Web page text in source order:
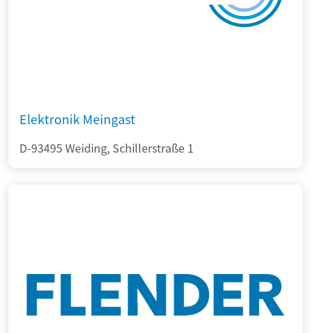
Elektronik Meingast
D-93495 Weiding, Schillerstraße 1